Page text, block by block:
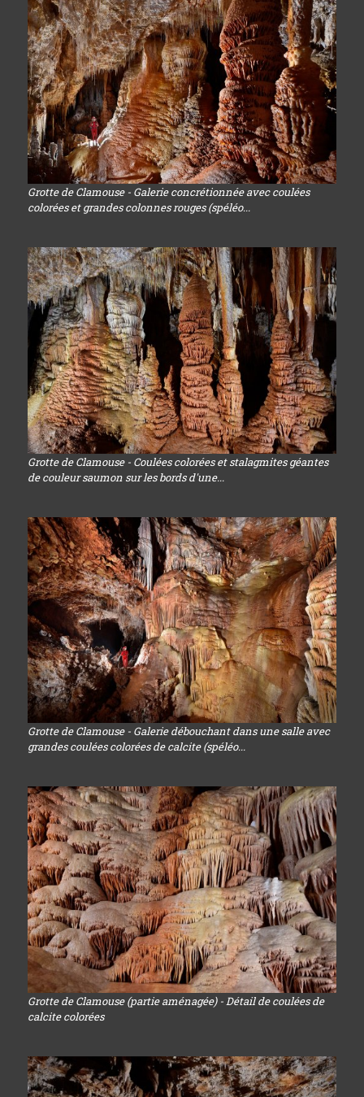
Grotte de Clamouse - Galerie concrétionnée avec coulées
colorées et grandes colonnes rouges (spéléo...
Grotte de Clamouse - Coulées colorées et stalagmites géantes
de couleur saumon sur les bords d'une...
Grotte de Clamouse - Galerie débouchant dans une salle avec
grandes coulées colorées de calcite (spéléo...
Grotte de Clamouse (partie aménagée) - Détail de coulées de
calcite colorées